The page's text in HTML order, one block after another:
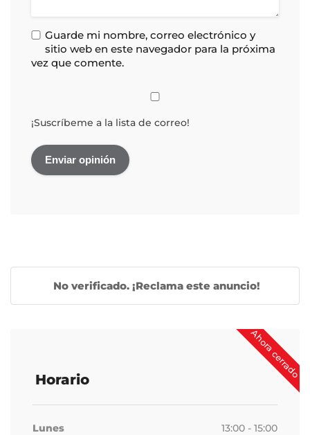
Guarde mi nombre, correo electrónico y
sitio web en este navegador para la próxima
vez que comente.
¡Suscríbeme a la lista de correo!
No verificado. ¡Reclama este anuncio!
Ahora cerrado
Horario
Lunes
13:00 - 15:00